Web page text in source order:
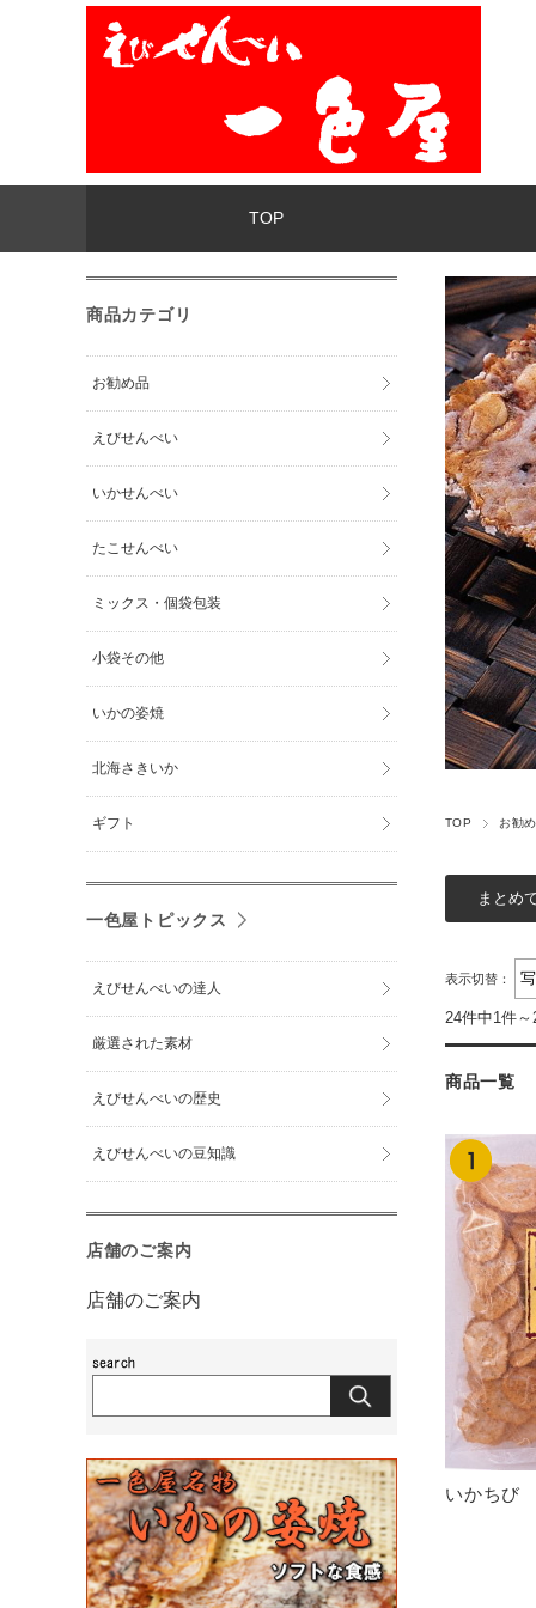
TOP
TOP お勧
表示切替：
24件中1件
商品一覧
いかちび
商品カテゴリ
お勧め品
えびせんべい
いかせんべい
たこせんべい
ミックス・個袋包装
小袋その他
いかの姿焼
北海さきいか
ギフト
一色屋トピックス
えびせんべいの達人
厳選された素材
えびせんべいの歴史
えびせんべいの豆知識
店舗のご案内
店舗のご案内